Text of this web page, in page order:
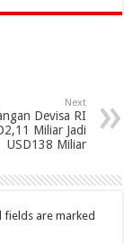
Next
Devisa RI
Miliar Jadi
USD138 Miliar
fields are marked